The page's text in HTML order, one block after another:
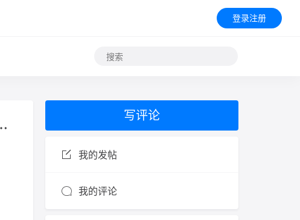
登录注册
写评论
我的发帖
我的评论